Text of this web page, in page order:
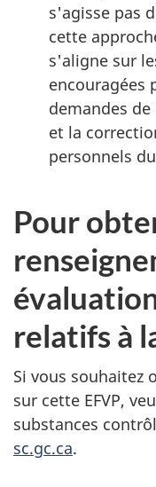
s'agisse pas
cette
s'aligne sur
encouragées
demandes
et la
personnels du
Pour
relatifs à
Si vous
sur cette EFVP,
substances
sc.gc.ca.